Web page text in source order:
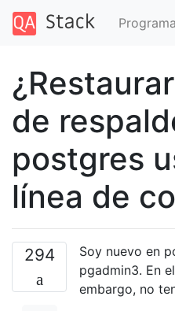
de
postgres
línea de
294
Soy nuevo en
pgadmin3. En
embargo, no